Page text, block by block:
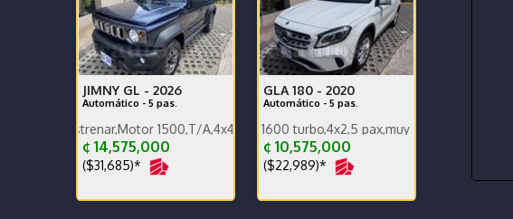
JIMNY GL - 2026
Automático - 5 pas.
1500,T/A,4x4,carplay,alfombras bandeja,pocos km.
¢ 14,575,000
($31,685)*
GLA 180 - 2020
Automático - 5 pas.
Única dueña,Motor 1600 turbo,4x2,5 pax,muy poco km 65000 km,súper
¢ 10,575,000
($22,989)*